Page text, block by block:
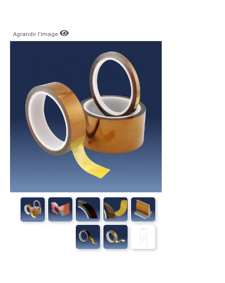
Agrandir l'image